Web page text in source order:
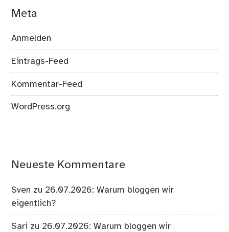
Meta
Anmelden
Eintrags-Feed
Kommentar-Feed
WordPress.org
Neueste Kommentare
Sven zu 26.07.2026: Warum bloggen wir
eigentlich?
Sari zu 26.07.2026: Warum bloggen wir